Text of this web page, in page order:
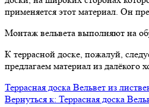
применяется этот материал. Он
Монтаж вельвета выполняют на
К террасной доске, пожалуй,
предлагаем материал из
Террасная доска Вельвет из
Вернуться к: Террасная доска